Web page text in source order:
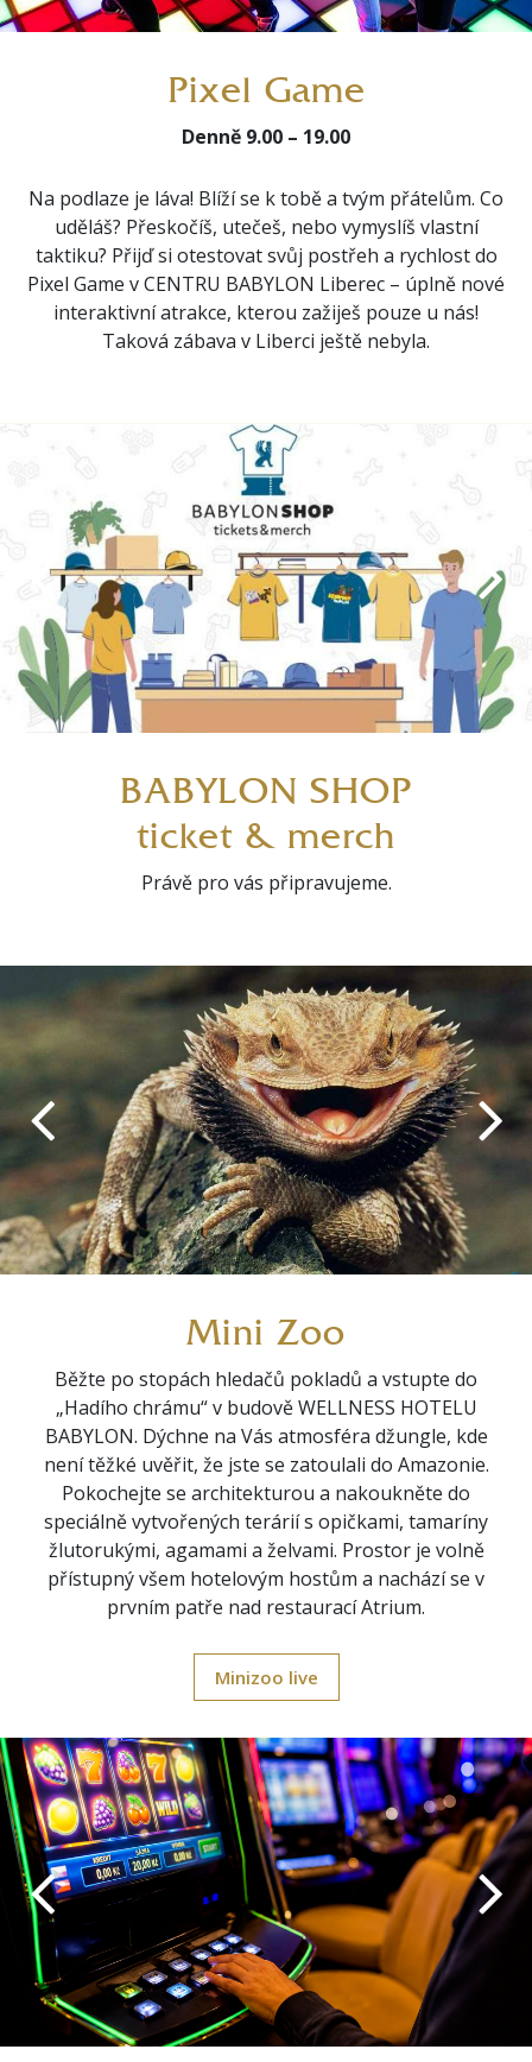
Pixel Game
Denně 9.00 – 19.00
Na podlaze je láva! Blíží se k tobě a tvým přátelům. Co
uděláš? Přeskočíš, utečeš, nebo vymyslíš vlastní
taktiku? Přijď si otestovat svůj postřeh a rychlost do
Pixel Game v CENTRU BABYLON Liberec – úplně nové
interaktivní atrakce, kterou zažiješ pouze u nás!
Taková zábava v Liberci ještě nebyla.
BABYLON SHOP
ticket & merch
Právě pro vás připravujeme.
Mini Zoo
Běžte po stopách hledačů pokladů a vstupte do
„Hadího chrámu“ v budově WELLNESS HOTELU
BABYLON. Dýchne na Vás atmosféra džungle, kde
není těžké uvěřit, že jste se zatoulali do Amazonie.
Pokochejte se architekturou a nakoukněte do
speciálně vytvořených terárií s opičkami, tamaríny
žlutorukými, agamami a želvami. Prostor je volně
přístupný všem hotelovým hostům a nachází se v
prvním patře nad restaurací Atrium.
Minizoo live